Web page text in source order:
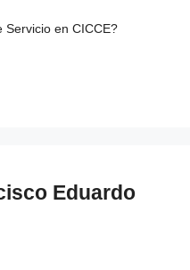
Servicio en CICCE?
Eduardo